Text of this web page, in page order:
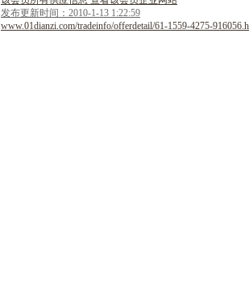
发布更新时间：2010-1-13 1:22:59
www.01dianzi.com/tradeinfo/offerdetail/61-1559-4275-